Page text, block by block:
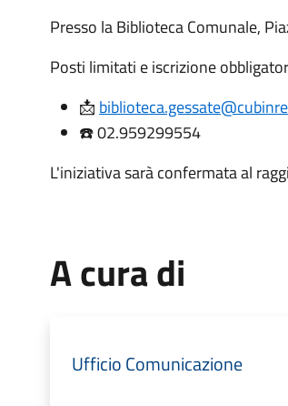
Presso la Biblioteca Comunale,
Posti limitati e iscrizione
📩
☎️ 02.959299554
L'iniziativa sarà confermata al
A cura di
Ufficio Comunicazione